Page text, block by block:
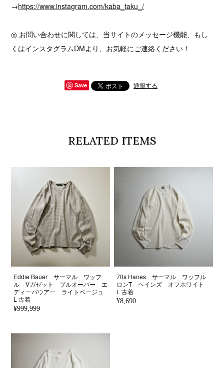
→https://www.instagram.com/kaba_taku_/
◎ お問い合わせに関しては、当サイトのメッセージ機能、もし
くはインスタグラムDMより、お気軽にご連絡ください！
Save 通報する
RELATED ITEMS
Eddie Bauer サーマル ワッフ
ル Vガゼット プルオーバー エ
ディーバウアー ライトベージュ
L 古着
¥999,999
70s Hanes サーマル ワッフル
ロンT ヘインズ オフホワイト
L 古着
¥8,690